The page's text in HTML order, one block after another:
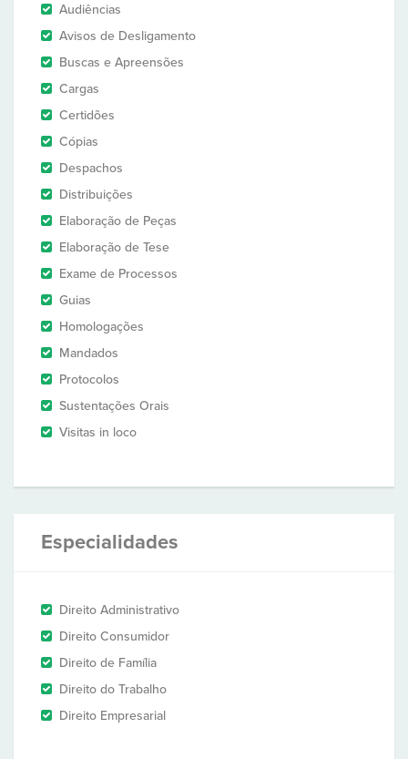
Audiências
Avisos de Desligamento
Buscas e Apreensões
Cargas
Certidões
Cópias
Despachos
Distribuições
Elaboração de Peças
Elaboração de Tese
Exame de Processos
Guias
Homologações
Mandados
Protocolos
Sustentações Orais
Visitas in loco
Especialidades
Direito Administrativo
Direito Consumidor
Direito de Família
Direito do Trabalho
Direito Empresarial